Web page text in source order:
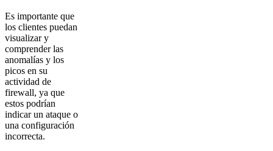
Es importante que
los clientes puedan
visualizar y
comprender las
anomalías y los
picos en su
actividad de
firewall, ya que
estos podrían
indicar un ataque o
una configuración
incorrecta.